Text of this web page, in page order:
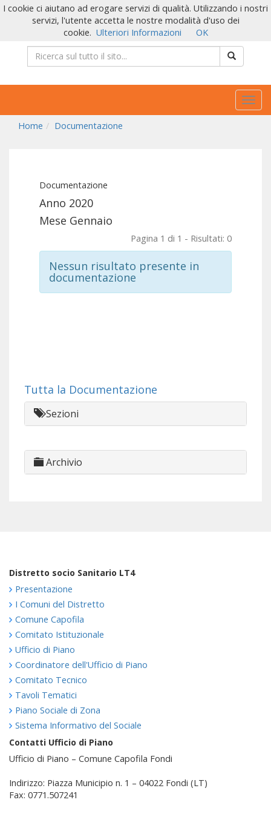
Home
Documentazione
Documentazione
Anno 2020
Mese Gennaio
Pagina 1 di 1 - Risultati: 0
Nessun risultato presente in
documentazione
Tutta la Documentazione
Sezioni
Archivio
Distretto socio Sanitario LT4
Presentazione
I Comuni del Distretto
Comune Capofila
Comitato Istituzionale
Ufficio di Piano
Coordinatore dell'Ufficio di Piano
Comitato Tecnico
Tavoli Tematici
Piano Sociale di Zona
Sistema Informativo del Sociale
Contatti Ufficio di Piano
Ufficio di Piano – Comune Capofila Fondi
Indirizzo: Piazza Municipio n. 1 – 04022 Fondi (LT)
Fax: 0771.507241
I cookie ci aiutano ad erogare servizi di qualità. Utilizzando i nostri
servizi, l'utente accetta le nostre modalità d'uso dei
cookie. Ulteriori Informazioni OK